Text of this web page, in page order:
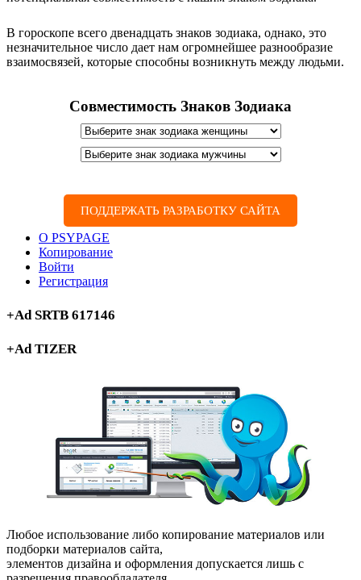
В гороскопе всего двенадцать знаков зодиака, однако, это
незначительное число дает нам огромнейшее разнообразие
взаимосвязей, которые способны возникнуть между людьми.
Совместимость Знаков Зодиака
ПОДДЕРЖАТЬ РАЗРАБОТКУ САЙТА
О PSYPAGE
Копирование
Войти
Регистрация
+Ad SRTB 617146
+Ad TIZER
Любое использование либо копирование материалов или
подборки материалов сайта,
элементов дизайна и оформления допускается лишь с